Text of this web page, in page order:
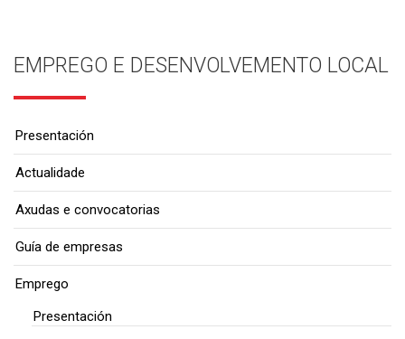
EMPREGO E DESENVOLVEMENTO LOCAL
Presentación
Actualidade
Axudas e convocatorias
Guía de empresas
Emprego
Presentación